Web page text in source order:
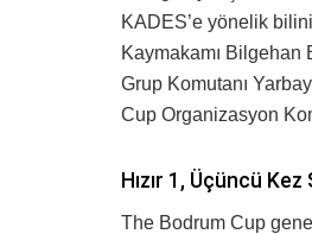
KADES’e yönelik
Kaymakamı
Grup Komutanı
Cup Organizasyon
Hızır 1, Üçüncü
The Bodrum Cup